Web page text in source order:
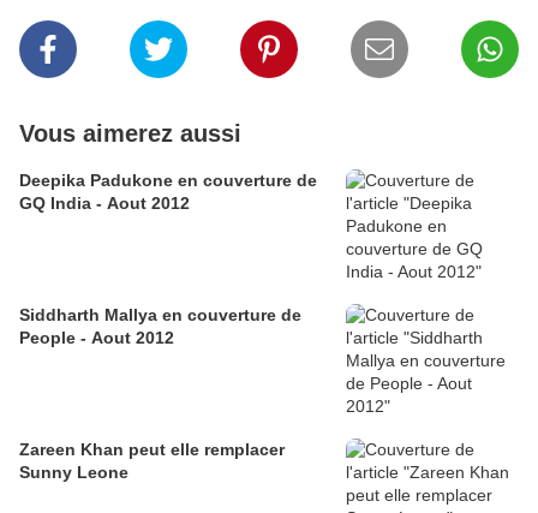
Vous aimerez aussi
Deepika Padukone en couverture de
GQ India - Aout 2012
Siddharth Mallya en couverture de
People - Aout 2012
Zareen Khan peut elle remplacer
Sunny Leone